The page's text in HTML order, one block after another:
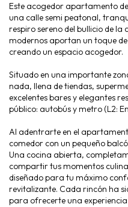
Este acogedor apartamento
una calle semi peatonal,
respiro sereno del bullicio de la
modernos aportan un toque
creando un espacio acogedor.
Situado en una importante
nada, llena de tiendas,
excelentes bares y elegantes
público: autobús y metro (L2:
Al adentrarte en el
comedor con un pequeño
Una cocina abierta,
compartir tus momentos
diseñado para tu máximo
revitalizante. Cada rincón ha
para ofrecerte una